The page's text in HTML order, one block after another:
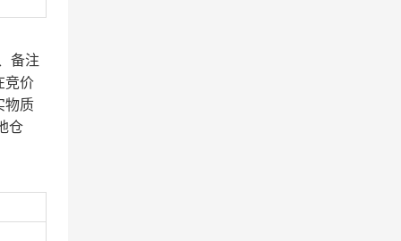
备注
竞价
物质
仓